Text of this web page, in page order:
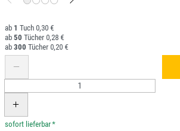
1
0,30 €
50
0,28 €
300
0,20 €
*